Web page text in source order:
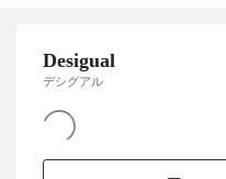
Desigual
デシグアル